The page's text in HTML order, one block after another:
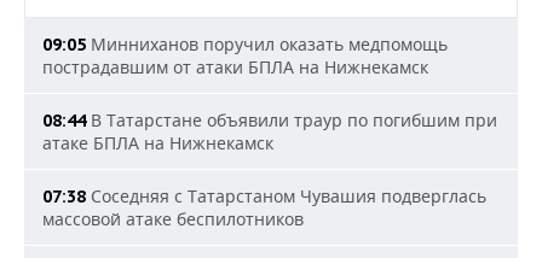
09:05 Минниханов поручил оказать медпомощь
пострадавшим от атаки БПЛА на Нижнекамск
08:44В Татарстане объявили траур по погибшим при
атаке БПЛА на Нижнекамск
07:38 Соседняя с Татарстаном Чувашия подверглась
массовой атаке беспилотников